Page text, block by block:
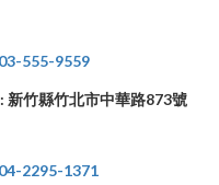
03-555-9559
新竹縣竹北市中華路873號
04-2295-1371